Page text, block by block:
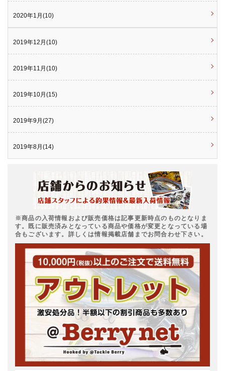
2020年1月(10)
2019年12月(10)
2019年11月(10)
2019年10月(15)
2019年9月(27)
2019年8月(14)
※商品の入荷情報および販売価格は記事更新時点のものとなりま
す。既に販売済みとなっている商品や価格が変更となっている場
合もございます。詳しくは情報掲載店舗までお問合わせ下さい。